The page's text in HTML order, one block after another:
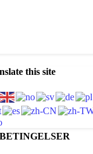
this site
BETINGELSER